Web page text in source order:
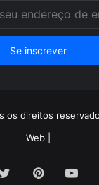
os direitos
Web|
TwitterPinterest